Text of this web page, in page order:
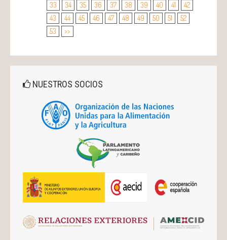
33
34 35 36 37 38 39 40 41
42
43
44 45 46 47 48 49 50 51
52
53
>>
NUESTROS SOCIOS